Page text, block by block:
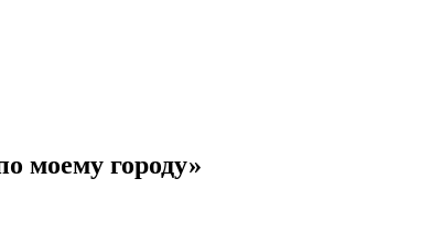
моему городу»